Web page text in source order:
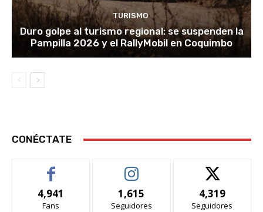
TURISMO
Duro golpe al turismo regional: se suspenden la
Pampilla 2026 y el RallyMobil en Coquimbo
CONÉCTATE
4,941
Fans
1,615
Seguidores
4,319
Seguidores